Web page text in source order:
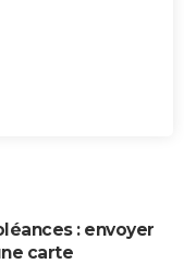
: envoyer
carte